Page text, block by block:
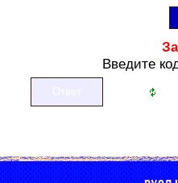
Введите